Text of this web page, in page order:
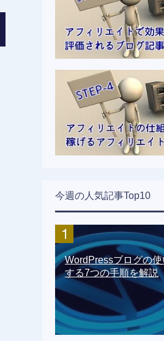
今週の人気記事Top10
WordPressブログの
する7つの手順を解説